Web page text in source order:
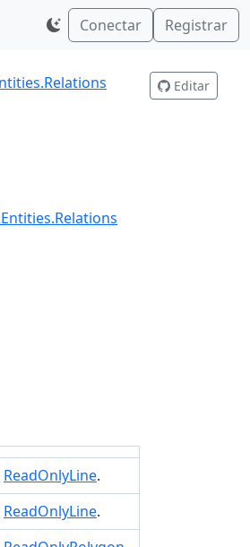
Conectar Registrar
Editar
ReadOnlyLine.
ReadOnlyLine.